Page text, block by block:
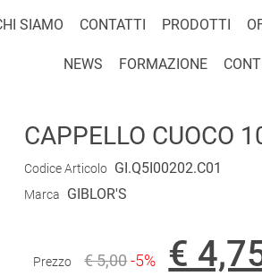
SIAMO CONTATTI PRODOTTI
NEWS FORMAZIONE
CAPPELLO CUOCO
Codice Articolo GI.Q5I00202.C01
Marca GIBLOR'S
Prezzo € 5,00-5% €